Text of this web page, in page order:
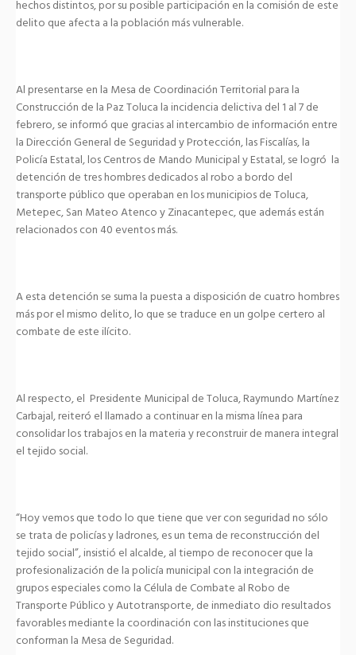
hechos distintos, por su posible participación en la comisión de este
delito que afecta a la población más vulnerable.
Al presentarse en la Mesa de Coordinación Territorial para la
Construcción de la Paz Toluca la incidencia delictiva del 1 al 7 de
febrero, se informó que gracias al intercambio de información entre
la Dirección General de Seguridad y Protección, las Fiscalías, la
Policía Estatal, los Centros de Mando Municipal y Estatal, se logró la
detención de tres hombres dedicados al robo a bordo del
transporte público que operaban en los municipios de Toluca,
Metepec, San Mateo Atenco y Zinacantepec, que además están
relacionados con 40 eventos más.
A esta detención se suma la puesta a disposición de cuatro hombres
más por el mismo delito, lo que se traduce en un golpe certero al
combate de este ilícito.
Al respecto, el Presidente Municipal de Toluca, Raymundo Martínez
Carbajal, reiteró el llamado a continuar en la misma línea para
consolidar los trabajos en la materia y reconstruir de manera integral
el tejido social.
“Hoy vemos que todo lo que tiene que ver con seguridad no sólo
se trata de policías y ladrones, es un tema de reconstrucción del
tejido social”, insistió el alcalde, al tiempo de reconocer que la
profesionalización de la policía municipal con la integración de
grupos especiales como la Célula de Combate al Robo de
Transporte Público y Autotransporte, de inmediato dio resultados
favorables mediante la coordinación con las instituciones que
conforman la Mesa de Seguridad.